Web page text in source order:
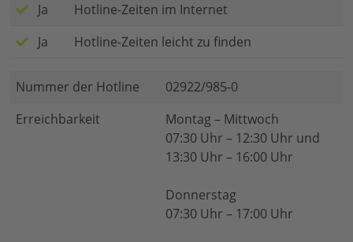
Ja
Hotline-Zeiten im Internet
Ja
Hotline-Zeiten leicht zu finden
Nummer der Hotline
02922/985-0
Erreichbarkeit
Montag – Mittwoch
07:30 Uhr – 12:30 Uhr und
13:30 Uhr – 16:00 Uhr
Donnerstag
07:30 Uhr – 17:00 Uhr